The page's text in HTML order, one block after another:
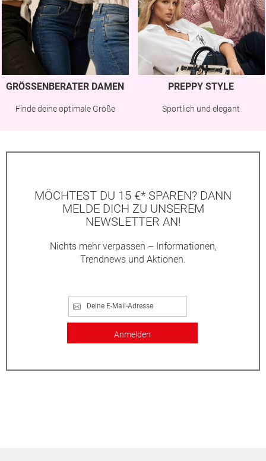
GRÖSSENBERATER DAMEN
Finde deine optimale Größe
PREPPY STYLE
Sportlich und elegant
MÖCHTEST DU 15 €* SPAREN? DANN
MELDE DICH ZU UNSEREM
NEWSLETTER AN!
Nichts mehr verpassen – Informationen,
Trendnews und Aktionen.
Anmelden